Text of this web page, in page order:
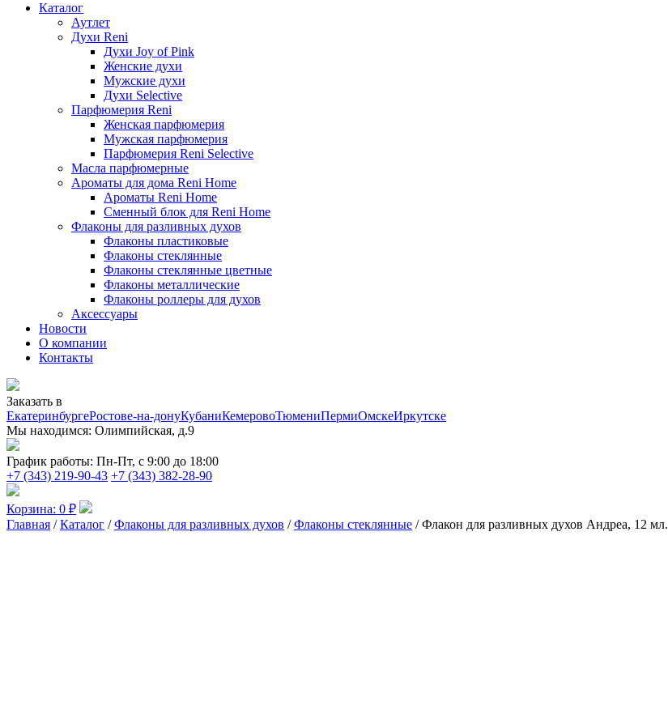
Каталог
Аутлет
Духи Reni
Духи Joy of Pink
Женские духи
Мужские духи
Духи Selective
Парфюмерия Reni
Женская парфюмерия
Мужская парфюмерия
Парфюмерия Reni Selective
Масла парфюмерные
Ароматы для дома Reni Home
Ароматы Reni Home
Сменный блок для Reni Home
Флаконы для разливных духов
Флаконы пластиковые
Флаконы стеклянные
Флаконы стеклянные цветные
Флаконы металлические
Флаконы роллеры для духов
Аксессуары
Новости
О компании
Контакты
Заказать в
ЕкатеринбургеРостове-на-донуКубаниКемеровоТюмениПермиОмскеИркутске
Мы находимся: Олимпийская, д.9
График работы: Пн-Пт, с 9:00 до 18:00
+7 (343) 219-90-43 +7 (343) 382-28-90
Корзина: 0 ₽
Главная /Каталог /Флаконы для разливных духов /Флаконы стеклянные / Флакон для разливных духов Андреа, 12 мл.